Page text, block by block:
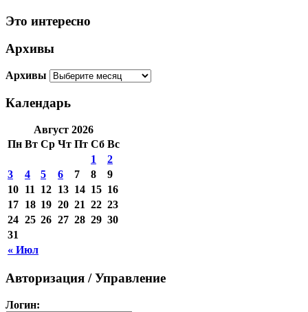
Это интересно
Архивы
Архивы
Календарь
Август 2026
Пн Вт Ср Чт Пт Сб Вс
« Июл
1
2
3
4 5 6 7 8
9
10 11 12 13 14 15 16
17 18 19 20 21 22 23
24 25 26 27 28 29 30
31
Авторизация / Управление
Логин: